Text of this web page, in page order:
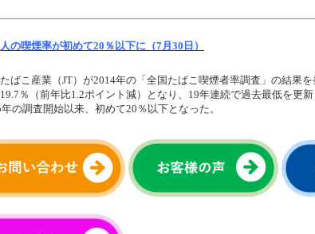
の喫煙率が初めて20％以下に（7月30日）
ばこ産業（JT）が2014年の「全国たばこ喫煙者率調査」の結果
％（前年比1.2ポイント減）となり、19年連続で過去最低を更新
の調査開始以来、初めて20％以下となった。